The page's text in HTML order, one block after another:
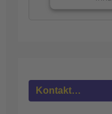
powered
Kontakt…